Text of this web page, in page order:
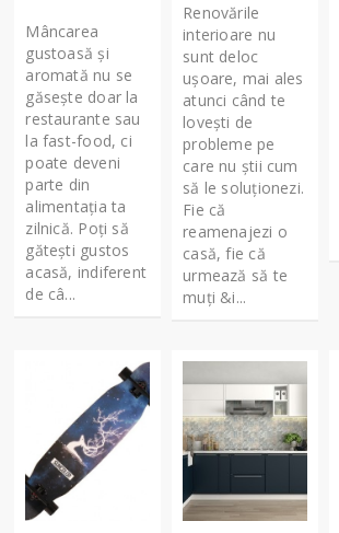
Mâncarea
gustoasă şi
aromată nu se
găseşte doar la
restaurante sau
la fast-food, ci
poate deveni
parte din
alimentaţia ta
zilnică. Poţi să
găteşti gustos
acasă, indiferent
de câ...
Renovările
interioare nu
sunt deloc
uşoare, mai ales
atunci când te
loveşti de
probleme pe
care nu ştii cum
să le soluţionezi.
Fie că
reamenajezi o
casă, fie că
urmează să te
muţi &i...